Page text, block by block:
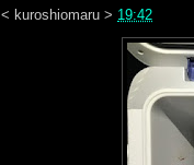
< kuroshiomaru > 19:42